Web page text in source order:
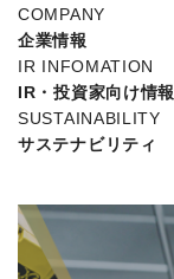
COMPANY
企業情報
IR INFOMATION
IR・投資家向け情報
SUSTAINABILITY
サステナビリティ